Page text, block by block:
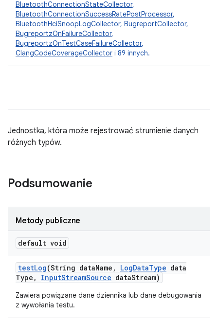
BluetoothConnectionStateCollector,
BluetoothConnectionSuccessRatePostProcessor,
BluetoothHciSnoopLogCollector, BugreportCollector,
BugreportzOnFailureCollector,
BugreportzOnTestCaseFailureCollector,
ClangCodeCoverageCollector i 89 innych.
Jednostka, która może rejestrować strumienie danych
różnych typów.
Podsumowanie
Metody publiczne
default void
testLog(String dataName , LogDataType data
Type , InputStreamSource dataStream)
Zawiera powiązane dane dziennika lub dane debugowania
z wywołania testu.